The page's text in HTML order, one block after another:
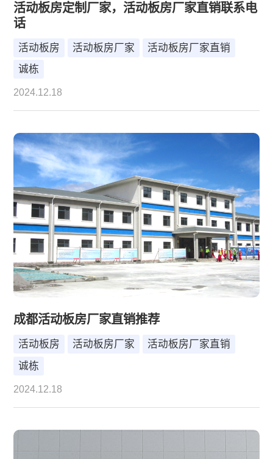
活动板房定制厂家，活动板房厂家直销联系电
话
活动板房 活动板房厂家
活动板房厂家直销
诚栋
2024.12.18
成都活动板房厂家直销推荐
活动板房 活动板房厂家
活动板房厂家直销
诚栋
2024.12.18